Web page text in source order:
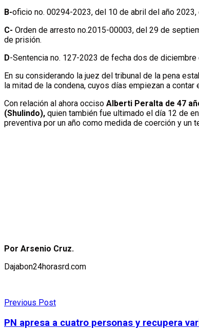
B-oficio no. 00294-2023, del 10 de abril del año
C- Orden de arresto no.2015-00003, del 29 de
de prisión.
D-Sentencia no. 127-2023 de fecha dos de
En su considerando la juez del tribunal de la pena
la mitad de la condena, cuyos días empiezan a
Con relación al ahora occiso Alberti Peralta de 47
(Shulindo), quien también fue ultimado el día 12 de
preventiva por un año como medida de coerción y un
Por Arsenio Cruz.
Dajabon24horasrd.com
Previous Post
PN apresa a cuatro personas y recupera